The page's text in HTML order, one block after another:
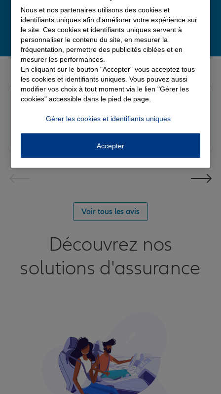
Derniers avis de nos agences Allianz
Le 05/08/2026 - Agence FORT DE FRANCE
Yori A.
Voir tous les avis
Découvrez nos
solutions d'assurance
Nous et nos partenaires utilisons des cookies et
identifiants uniques afin d'améliorer votre expérience sur
le site. Ces cookies et identifiants uniques servent à
personnaliser le contenu du site, en mesurer la
fréquentation, permettre des publicités ciblées et en
mesurer les performances.
En cliquant sur le bouton "Accepter" vous acceptez tous
les cookies et identifiants uniques. Vous pouvez aussi
modifier vos choix à tout moment via le lien "Gérer les
cookies" accessible dans le pied de page.
Gérer les cookies et identifiants uniques
Accepter